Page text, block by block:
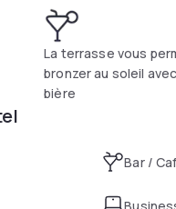
is available in the
Inn Zürich Messe.
La terrasse vous
bronzer au soleil
bière
Bar /